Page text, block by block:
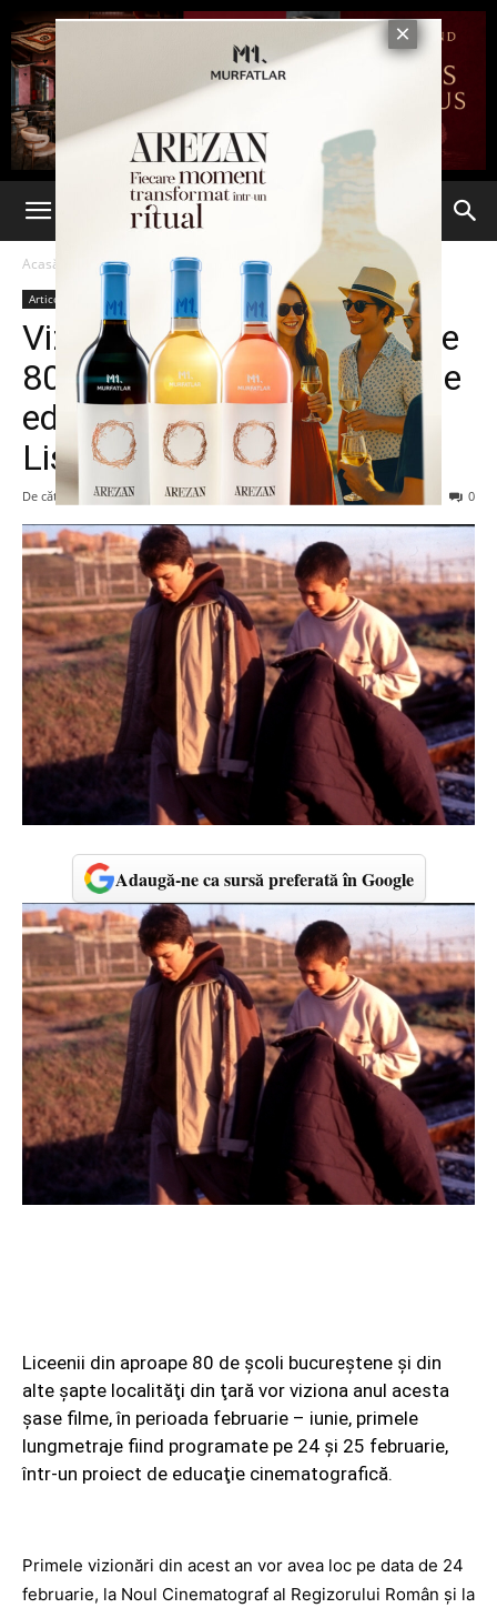
Acasă Articole
Articole
Vizionări de filme, în aproape
80 de şcoli, într-un proiect de
educaţie cinematografică.
Lista proiecţiilor
De către admin - 3 februarie 2014 0
Adaugă-ne ca sursă preferată în Google
Liceenii din aproape 80 de şcoli bucureştene şi din
alte şapte localităţi din ţară vor viziona anul acesta
şase filme, în perioada februarie – iunie, primele
lungmetraje fiind programate pe 24 şi 25 februarie,
într-un proiect de educaţie cinematografică.
Primele vizionări din acest an vor avea loc pe data de 24
februarie, la Noul Cinematograf al Regizorului Român şi la